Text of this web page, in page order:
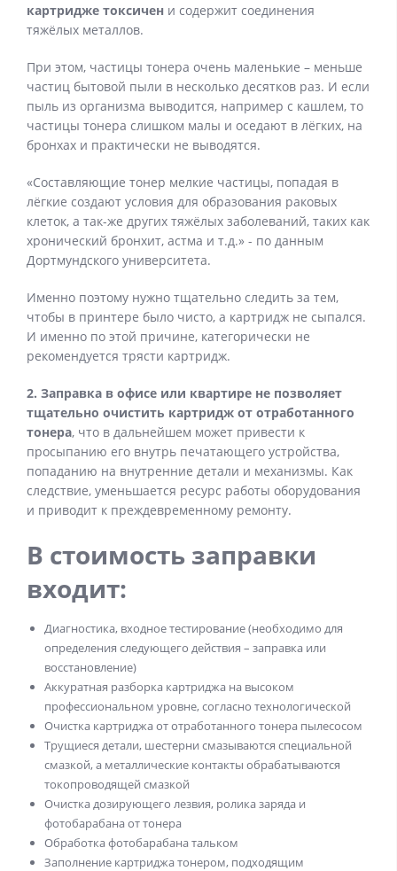
картридже токсичен и содержит соединения
тяжёлых металлов.
При этом, частицы тонера очень маленькие – меньше
частиц бытовой пыли в несколько десятков раз. И если
пыль из организма выводится, например с кашлем, то
частицы тонера слишком малы и оседают в лёгких, на
бронхах и практически не выводятся.
«Составляющие тонер мелкие частицы, попадая в
лёгкие создают условия для образования раковых
клеток, а так-же других тяжёлых заболеваний, таких как
хронический бронхит, астма и т.д.» - по данным
Дортмундского университета.
Именно поэтому нужно тщательно следить за тем,
чтобы в принтере было чисто, а картридж не сыпался.
И именно по этой причине, категорически не
рекомендуется трясти картридж.
2. Заправка в офисе или квартире не позволяет
тщательно очистить картридж от отработанного
тонера, что в дальнейшем может привести к
просыпанию его внутрь печатающего устройства,
попаданию на внутренние детали и механизмы. Как
следствие, уменьшается ресурс работы оборудования
и приводит к преждевременному ремонту.
В стоимость заправки
входит:
Диагностика, входное тестирование (необходимо для
определения следующего действия – заправка или
восстановление)
Аккуратная разборка картриджа на высоком
профессиональном уровне, согласно технологической
Очистка картриджа от отработанного тонера пылесосом
Трущиеся детали, шестерни смазываются специальной
смазкой, а металлические контакты обрабатываются
токопроводящей смазкой
Очистка дозирующего лезвия, ролика заряда и
фотобарабана от тонера
Обработка фотобарабана тальком
Заполнение картриджа тонером, подходящим